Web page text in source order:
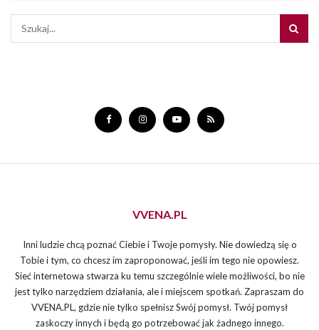
VVENA.PL
Inni ludzie chcą poznać Ciebie i Twoje pomysły. Nie dowiedzą się o
Tobie i tym, co chcesz im zaproponować, jeśli im tego nie opowiesz.
Sieć internetowa stwarza ku temu szczególnie wiele możliwości, bo nie
jest tylko narzędziem działania, ale i miejscem spotkań. Zapraszam do
VVENA.PL, gdzie nie tylko spełnisz Swój pomysł. Twój pomysł
zaskoczy innych i będą go potrzebować jak żadnego innego.